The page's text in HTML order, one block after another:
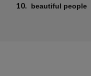
10. beautiful people